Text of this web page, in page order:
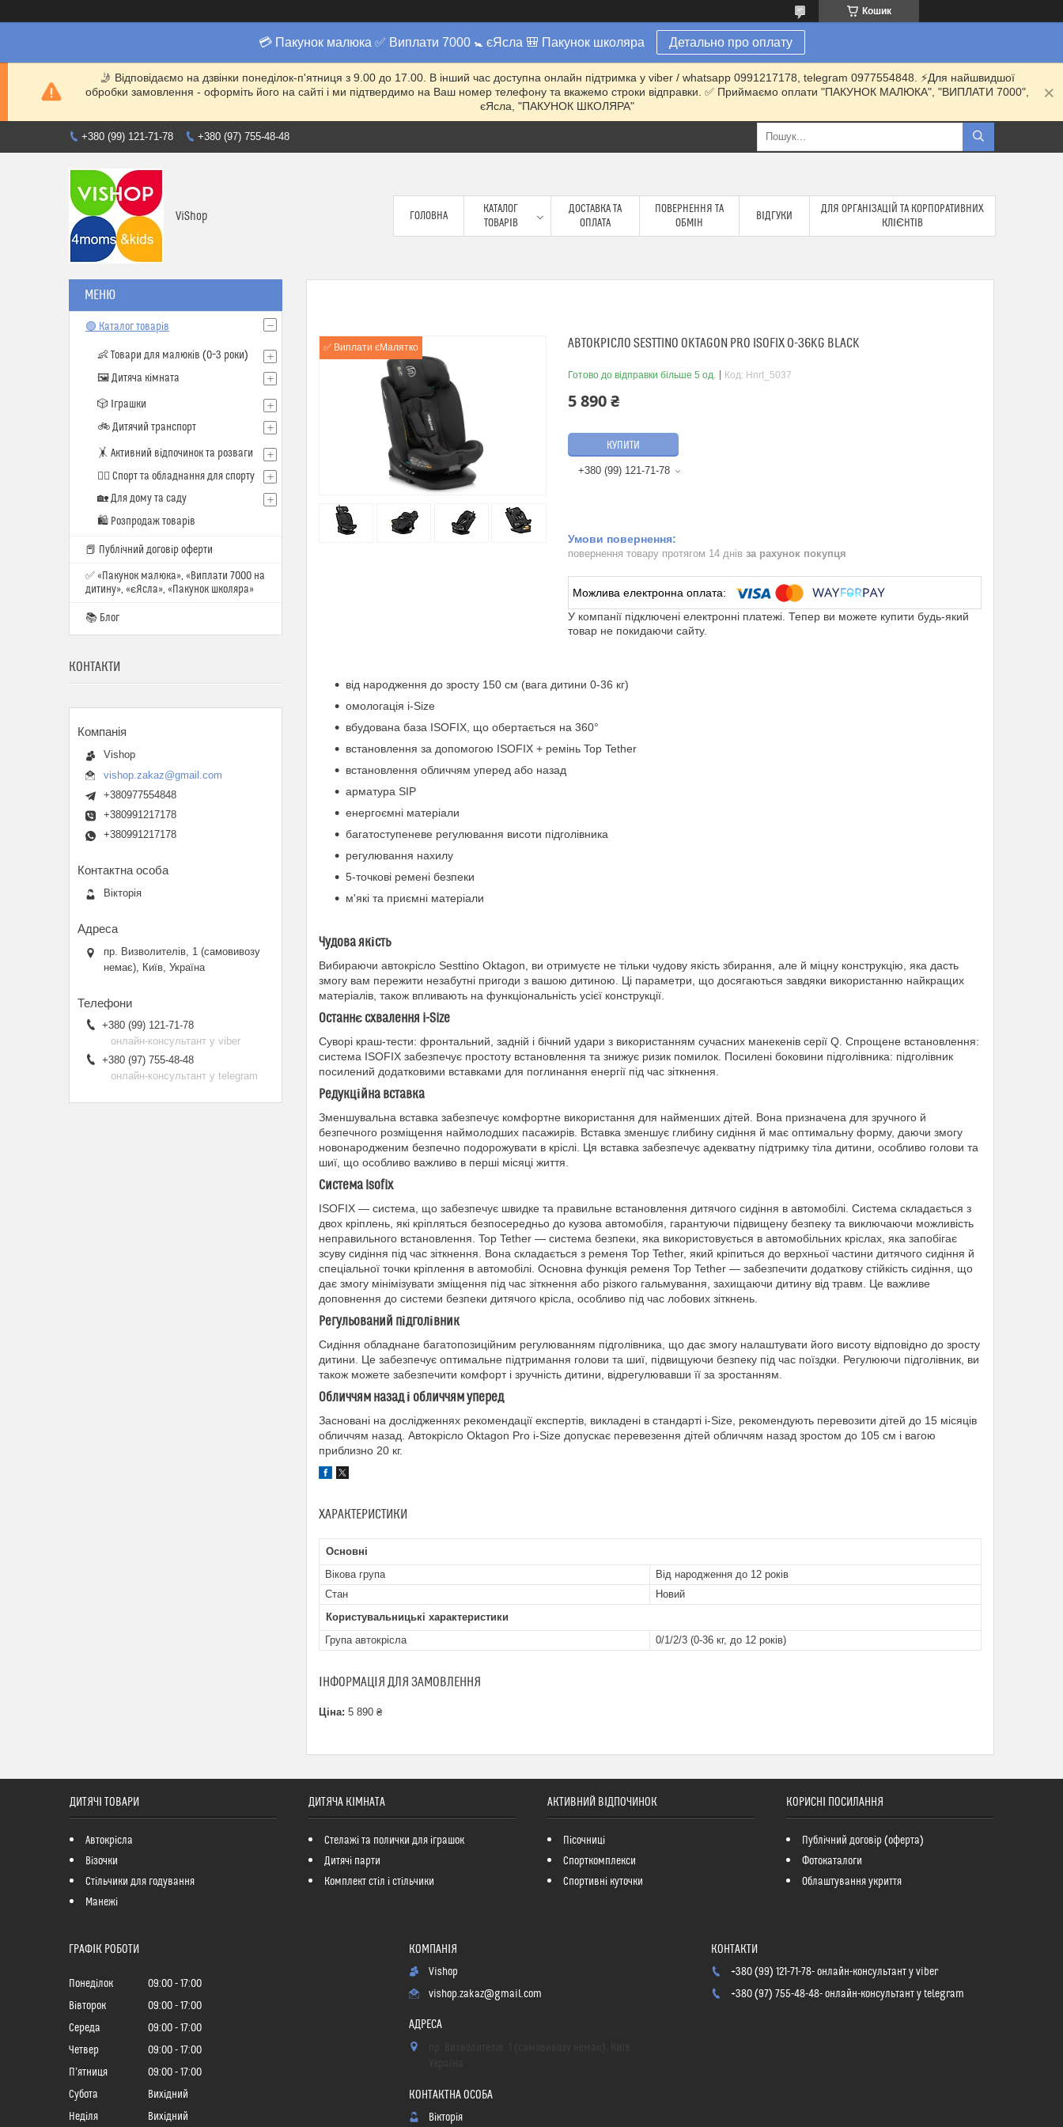
Кошик
💳 Пакунок малюка ✅ Виплати 7000 🚼 єЯсла 🎒 Пакунок школяра Детально про оплату
🤳 Відповідаємо на дзвінки понеділок-п'ятниця з 9.00 до 17.00. В інший час доступна онлайн підтримка у viber / whatsapp 0991217178, telegram 0977554848. ⚡️Для найшвидшої
обробки замовлення - оформіть його на сайті і ми підтвердимо на Ваш номер телефону та вкажемо строки відправки. ✅ Приймаємо оплати "ПАКУНОК МАЛЮКА", "ВИПЛАТИ 7000",
єЯсла, "ПАКУНОК ШКОЛЯРА"
+380 (99) 121-71-78 +380 (97) 755-48-48
ViShop ГОЛОВНА
КАТАЛОГ
ТОВАРІВ
ДОСТАВКА ТА
ОПЛАТА
ПОВЕРНЕННЯ ТА
ОБМІН
ВІДГУКИ
ДЛЯ ОРГАНІЗАЦІЙ ТА КОРПОРАТИВНИХ
КЛІЄНТІВ
✅ Виплати єМалятко АВТОКРІСЛО SESTTINO OKTAGON PRO ISOFIX 0-36KG BLACK
Готово до відправки більше 5 од. Код: Hnrt_5037
5 890 ₴
КУПИТИ
+380 (99) 121-71-78
повернення товару протягом 14 днів за рахунок покупця
У компанії підключені електронні платежі. Тепер ви можете купити будь-який
товар не покидаючи сайту.
від народження до зросту 150 см (вага дитини 0-36 кг)
омологація i-Size
вбудована база ISOFIX, що обертається на 360°
встановлення за допомогою ISOFIX + ремінь Top Tether
встановлення обличчям уперед або назад
арматура SIP
енергоємні матеріали
багатоступеневе регулювання висоти підголівника
регулювання нахилу
5-точкові ремені безпеки
м'які та приємні матеріали
Чудова якість
Вибираючи автокрісло Sesttino Oktagon, ви отримуєте не тільки чудову якість збирання, але й міцну конструкцію, яка дасть
змогу вам пережити незабутні пригоди з вашою дитиною. Ці параметри, що досягаються завдяки використанню найкращих
матеріалів, також впливають на функціональність усієї конструкції.
Останнє схвалення i-Size
Суворі краш-тести: фронтальний, задній і бічний удари з використанням сучасних манекенів серії Q. Спрощене встановлення:
система ISOFIX забезпечує простоту встановлення та знижує ризик помилок. Посилені боковини підголівника: підголівник
посилений додатковими вставками для поглинання енергії під час зіткнення.
Редукційна вставка
Зменшувальна вставка забезпечує комфортне використання для найменших дітей. Вона призначена для зручного й
безпечного розміщення наймолодших пасажирів. Вставка зменшує глибину сидіння й має оптимальну форму, даючи змогу
новонародженим безпечно подорожувати в кріслі. Ця вставка забезпечує адекватну підтримку тіла дитини, особливо голови та
шиї, що особливо важливо в перші місяці життя.
Система Isofix
ISOFIX — система, що забезпечує швидке та правильне встановлення дитячого сидіння в автомобілі. Система складається з
двох кріплень, які кріпляться безпосередньо до кузова автомобіля, гарантуючи підвищену безпеку та виключаючи можливість
неправильного встановлення. Top Tether — система безпеки, яка використовується в автомобільних кріслах, яка запобігає
зсуву сидіння під час зіткнення. Вона складається з ременя Top Tether, який кріпиться до верхньої частини дитячого сидіння й
спеціальної точки кріплення в автомобілі. Основна функція ременя Top Tether — забезпечити додаткову стійкість сидіння, що
дає змогу мінімізувати зміщення під час зіткнення або різкого гальмування, захищаючи дитину від травм. Це важливе
доповнення до системи безпеки дитячого крісла, особливо під час лобових зіткнень.
Регульований підголівник
Сидіння обладнане багатопозиційним регулюванням підголівника, що дає змогу налаштувати його висоту відповідно до зросту
дитини. Це забезпечує оптимальне підтримання голови та шиї, підвищуючи безпеку під час поїздки. Регулюючи підголівник, ви
також можете забезпечити комфорт і зручність дитини, відрегулювавши її за зростанням.
Обличчям назад і обличчям уперед
Засновані на дослідженнях рекомендації експертів, викладені в стандарті i-Size, рекомендують перевозити дітей до 15 місяців
обличчям назад. Автокрісло Oktagon Pro i-Size допускає перевезення дітей обличчям назад зростом до 105 см і вагою
приблизно 20 кг.
ХАРАКТЕРИСТИКИ
Основні
Вікова група
Від народження до 12 років
Стан
Новий
Користувальницькі характеристики
Група автокрісла
0/1/2/3 (0-36 кг, до 12 років)
ІНФОРМАЦІЯ ДЛЯ ЗАМОВЛЕННЯ
Ціна: 5 890 ₴
🟢 Каталог товарів
👶 Товари для малюків (0–3 роки)
🖼️ Дитяча кімната
🎲 Іграшки
🚲 Дитячий транспорт
🤸 Активний відпочинок та розваги
🏋️‍♂️ Спорт та обладнання для спорту
🏡 Для дому та саду
🛍 Розпродаж товарів
📕 Публічний договір оферти
✅ «Пакунок малюка», «Виплати 7000 на
дитину», «єЯсла», «Пакунок школяра»
📚 Блог
КОНТАКТИ
Vishop
vishop.zakaz@gmail.com
+380977554848
+380991217178
+380991217178
Вікторія
пр. Визволителів, 1 (самовивозу
немає), Київ, Україна
+380 (99) 121-71-78
онлайн-консультант у viber
+380 (97) 755-48-48
онлайн-консультант у telegram
ДИТЯЧІ ТОВАРИ
Автокрісла
Візочки
Стільчики для годування
Манежі
ДИТЯЧА КІМНАТА
Стелажі та полички для іграшок
Дитячі парти
Комплект стіл і стільчики
АКТИВНИЙ ВІДПОЧИНОК
Пісочниці
Спорткомплекси
Спортивні куточки
КОРИСНІ ПОСИЛАННЯ
Публічний договір (оферта)
Фотокаталоги
Облаштування укриття
ГРАФІК РОБОТИ
Понеділок 09:00
17:00
Вівторок
09:00
17:00
Середа
09:00
17:00
Четвер
09:00
17:00
Пʼятниця
09:00
17:00
Субота
Вихідний
Неділя
Вихідний
Vishop
vishop.zakaz@gmail.com
Вікторія
+380 (99) 121-71-78 онлайн-консультант у viber
+380 (97) 755-48-48 онлайн-консультант у telegram